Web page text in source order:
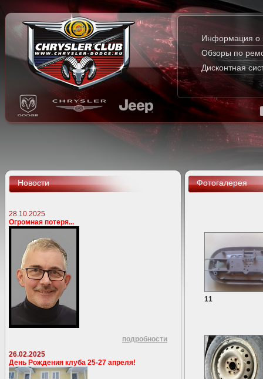
Информация о
Обзоры по
Дисконтная
Новости
28.10.2025
Огромная потеря...
подробности
26.02.2025
День Рождения клуба 25-27 апреля!
Фотогалерея
11